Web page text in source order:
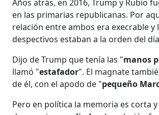
Años atrás, en 2016, Trump y Rubio
en las primarias republicanas. Por
relación entre ambos era execrable y
despectivos estaban a la orden del
Dijo de Trump que tenía las "manos
llamó "estafador". El magnate
de él, con el apodo de "pequeño
Pero en política la memoria es corta